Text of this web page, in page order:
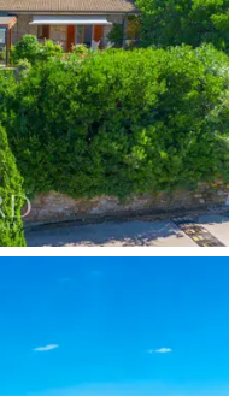
상의 거주 환경을
관을 완성합니다.
를구매한다는 것
다, 자연, 그리고
일을 선택하는 것
시설, 그리고 바다
특별한 입지 덕분
벽한 평온함을 누
닷가에 위치한